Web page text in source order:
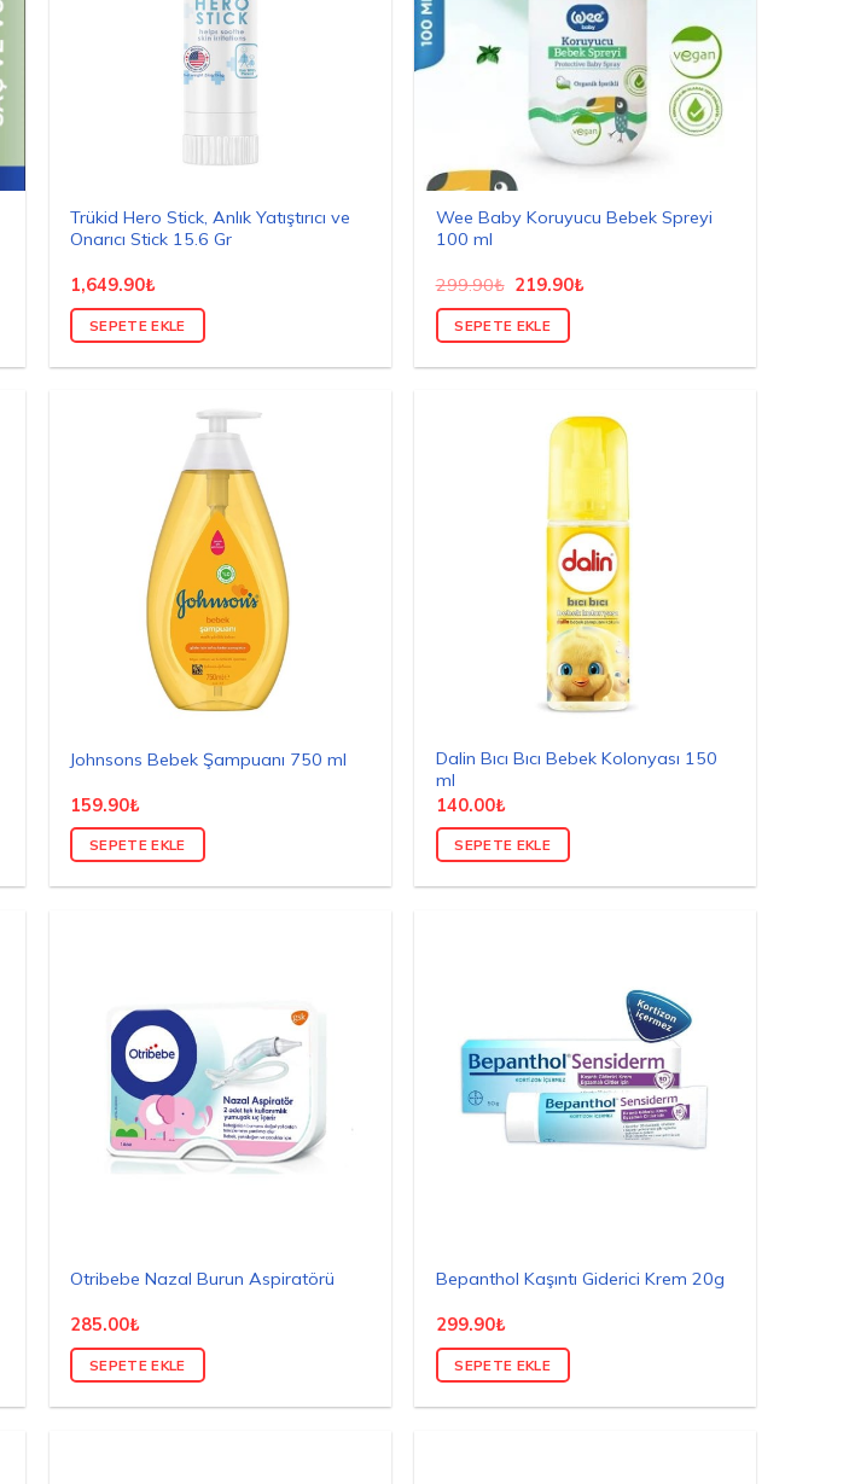
Trükid Hero Stick, Anlık Yatıştırıcı ve
Onarıcı Stick 15.6 Gr
1,649.90₺
SEPETE EKLE
Wee Baby Koruyucu Bebek Spreyi
100 ml
299.90₺ Orijinal
299.90₺.
219.90₺Şu
SEPETE EKLE
Johnsons Bebek Şampuanı 750 ml
159.90₺
SEPETE EKLE
Dalin Bıcı Bıcı Bebek Kolonyası 150
ml
140.00₺
SEPETE EKLE
Otribebe Nazal Burun Aspiratörü
285.00₺
SEPETE EKLE
Bepanthol Kaşıntı Giderici Krem 20g
299.90₺
SEPETE EKLE